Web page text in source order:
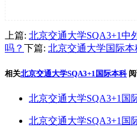
上篇: 北京交通大学SQA3+1中
吗？ 下篇: 北京交通大学国际
相关北京交通大学SQA3+1国际本科
北京交通大学SQA3+1国
北京交通大学SQA3+1国